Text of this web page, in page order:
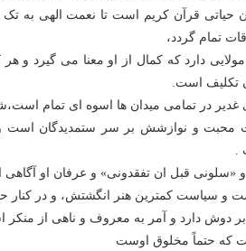
حیاتی قرآن کریم است تا نعمت الهی به تک
تمام گردد،
دارد که کمال از او معنا می گیرد و
تکلیف است.
غدیر در تمامی میدان ها اسوه ای تمام
و نوازشش بر سر ستمدیدگان است و
«سلونی قبل ان تفقدونی» و عرفان او آگاهی
و سیاست کمترین هنر انگشتش، و در کنار
بر دوش دارد و آمر به معروف و ناهی از منکر
که حتماً مخلوق اوست